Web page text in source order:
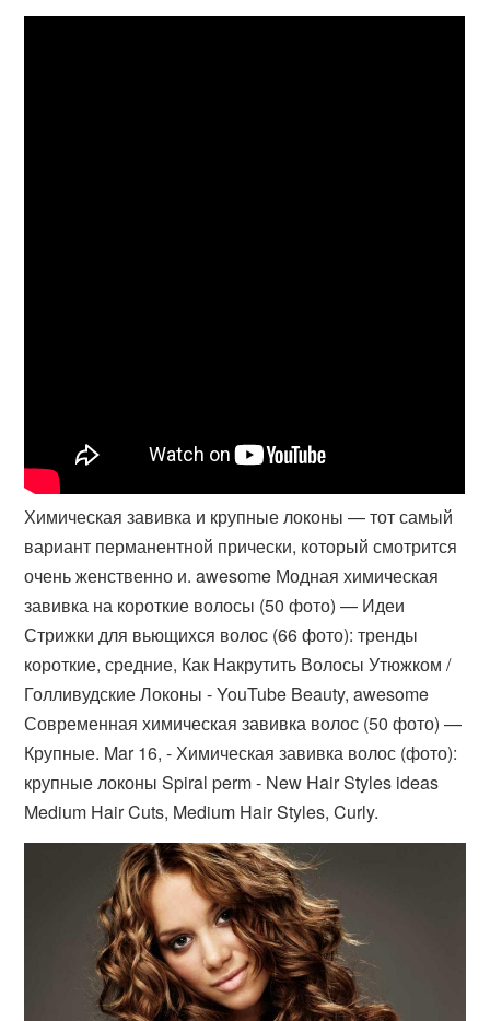
Химическая завивка и крупные локоны — тот самый
вариант перманентной прически, который смотрится
очень женственно и. awesome Модная химическая
завивка на короткие волосы (50 фото) — Идеи
Стрижки для вьющихся волос (66 фото): тренды
короткие, средние, Как Накрутить Волосы Утюжком /
Голливудские Локоны - YouTube Beauty, awesome
Современная химическая завивка волос (50 фото) —
Крупные. Mar 16, - Химическая завивка волос (фото):
крупные локоны Spiral perm - New Hair Styles ideas
Medium Hair Cuts, Medium Hair Styles, Curly.